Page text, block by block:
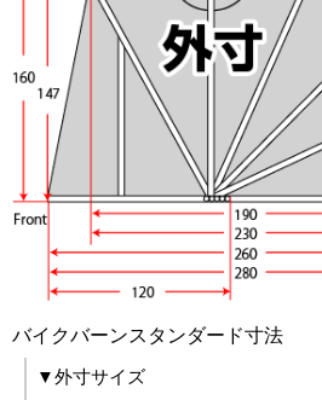
バイクバーンスタンダード寸法
▼外寸サイズ